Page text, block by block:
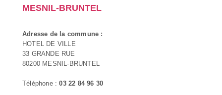
MESNIL-BRUNTEL
Adresse de la commune :
HOTEL DE VILLE
33 GRANDE RUE
80200 MESNIL-BRUNTEL
Téléphone :03 22 84 96 30